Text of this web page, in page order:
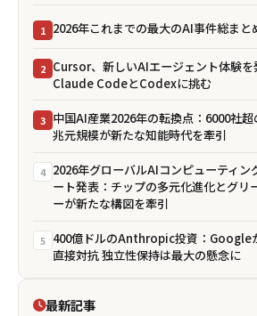
1 2026年これまでの最大のAI事件総まと
2 Cursor、新しいAIエージェント体験を
Claude CodeとCodexに挑む
3 中国AI産業2026年の転換点：6000社
兆元規模が新たな知能時代を牽引
4 2026年グローバルAIコンピューティン
ート発表：チップの多元化進化とグリ
ーが新たな構図を牽引
5 400億ドルのAnthropic投資：Google
直接対抗 独立性保持は最大の懸念に
最新記事